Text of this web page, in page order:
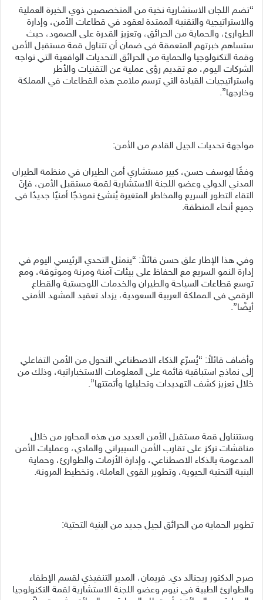
“تضم اللجان الاستشارية نخبة من المتخصصين ذوي الخبرة العملية
والاستراتيجية والتقنية الممتدة لعقود في قطاعات الأمن، وإدارة
الطوارئ، والحماية من الحرائق، وتعزيز القدرة على الصمود، حيث
ستساهم خبرتهم المتعمقة في ضمان أن تتناول قمة مستقبل الأمن
وقمة التكنولوجيا والحماية من الحرائق التحديات الواقعية التي تواجه
الشركات اليوم، مع تقديم رؤى عملية عن التقنيات والأطر
واستراتيجيات القيادة التي ترسم ملامح هذه القطاعات في المملكة
وخارجها”.
مواجهة تحديات الجيل القادم من الأمن:
وفقًا ليوسف حسن، كبير مستشاري أمن الطيران في منظمة الطيران
المدني الدولي وعضو اللجنة الاستشارية لقمة مستقبل الأمن، فإنّ
التقاء التطور السريع والمخاطر المتغيرة يُنشئ نموذجًا أمنيًا جديدًا في
جميع أنحاء المنطقة.
وفي هذا الإطار علق حسن قائلاً: “يتمثل التحدي الرئيسي اليوم في
إدارة النمو السريع مع الحفاظ على بيئات آمنة ومرنة وموثوقة، ومع
توسع قطاعات السياحة والطيران والخدمات اللوجستية والقطاع
الرقمي في المملكة العربية السعودية، يزداد تعقيد المشهد الأمني
أيضًا”.
وأضاف قائلاً: “يُسرّع الذكاء الاصطناعي التحول من الأمن التفاعلي
إلى نماذج استباقية قائمة على المعلومات الاستخباراتية، وذلك من
خلال تعزيز كشف التهديدات وتحليلها وأتمتتها”.
وستتناول قمة مستقبل الأمن العديد من هذه المحاور من خلال
مناقشات تركز على تقارب الأمن السيبراني والمادي، وعمليات الأمن
المدعومة بالذكاء الاصطناعي، وإدارة الأزمات والطوارئ، وحماية
البنية التحتية الحيوية، وتطوير القوى العاملة، وتخطيط المرونة.
تطوير الحماية من الحرائق لجيل جديد من البنية التحتية:
صرح الدكتور ريجنالد دي. فريمان، المدير التنفيذي لقسم الإطفاء
والطوارئ الطبية في نيوم وعضو اللجنة الاستشارية لقمة التكنولوجيا